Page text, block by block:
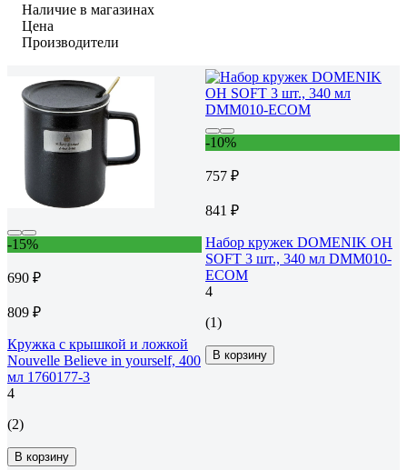
Наличие в магазинах
Цена
Производители
-15%
690 ₽
809 ₽
Кружка с крышкой и ложкой
Nouvelle Believe in yourself, 400
мл 1760177-3
4
(2)
В корзину
-10%
757 ₽
841 ₽
Набор кружек DOMENIK OH
SOFT 3 шт., 340 мл DMM010-
ECOM
4
(1)
В корзину